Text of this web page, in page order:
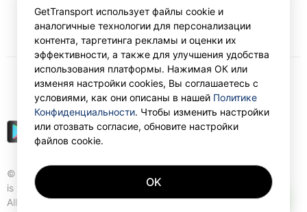
регистрационный номер
271.110.1183229, РНН 00238516
Ереван 0070
© Gettransport International Limited. GetTransport®
is trademark of Gettransport International Limited.
All rights reserved.
RUB
GetTransport использует файлы cookie и
аналогичные технологии для персонализации
контента, таргетинга рекламы и оценки их
эффективности, а также для улучшения удобства
использования платформы. Нажимая ОК или
изменяя настройки cookies, Вы соглашаетесь с
условиями, как они описаны в нашей Политике
Конфиденциальности. Чтобы изменить настройки
или отозвать согласие, обновите настройки
файлов cookie.
OK
AI